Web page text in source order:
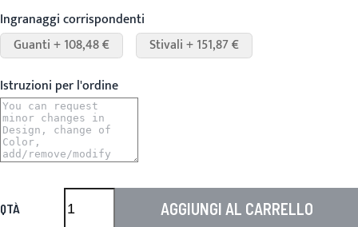
Ingranaggi corrispondenti
Guanti + 108,48 €
Stivali + 151,87 €
Istruzioni per l'ordine
QTÀ AGGIUNGI AL CARRELLO